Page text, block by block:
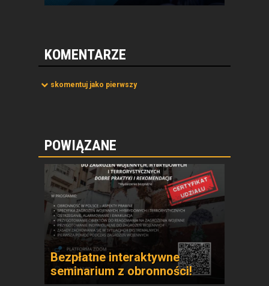
KOMENTARZE
skomentuj jako pierwszy
POWIĄZANE
Bezpłatne interaktywne
seminarium z obronności!